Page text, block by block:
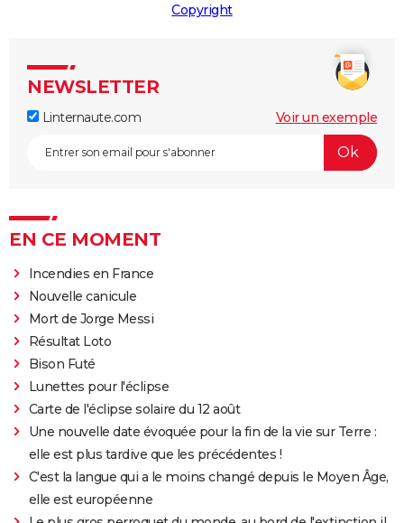
Copyright
NEWSLETTER
Linternaute.com Voir un exemple
EN CE MOMENT
Incendies en France
Nouvelle canicule
Mort de Jorge Messi
Résultat Loto
Bison Futé
Lunettes pour l'éclipse
Carte de l'éclipse solaire du 12 août
Une nouvelle date évoquée pour la fin de la vie sur Terre :
elle est plus tardive que les précédentes !
C'est la langue qui a le moins changé depuis le Moyen Âge,
elle est européenne